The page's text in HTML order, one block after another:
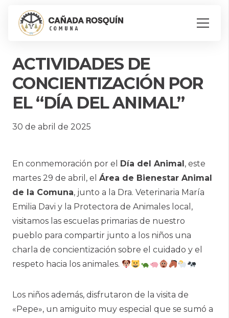
ACTIVIDADES DE
CONCIENTIZACIÓN POR
EL “DÍA DEL ANIMAL”
30 de abril de 2025
En conmemoración por el Día del Animal , este
martes 29 de abril, el Área de Bienestar Animal
de la Comuna, junto a la Dra. Veterinaria María
Emilia Davi y la Protectora de Animales local,
visitamos las escuelas primarias de nuestro
pueblo para compartir junto a los niños una
charla de concientización sobre el cuidado y el
respeto hacia los animales.
Los niños además, disfrutaron de la visita de
«Pepe», un amiguito muy especial que se sumó a